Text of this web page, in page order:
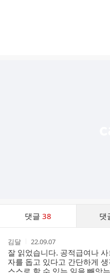
댓글38 댓
작
성
자
김달
작
성
시
간
22.09.07
잘 읽었습니다. 공적급여나
자를 돕고 있다고 간단하게
스스로 할 수 있는 일을 빼앗